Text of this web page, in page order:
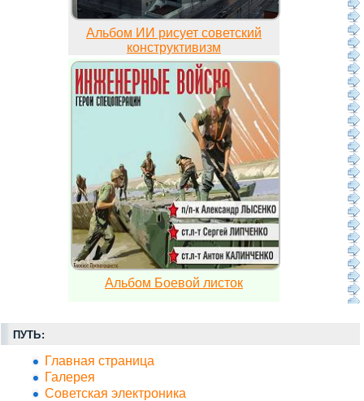
Альбом ИИ рисует советский
конструктивизм
Альбом Боевой листок
ПУТЬ:
Главная страница
Галерея
Советская электроника